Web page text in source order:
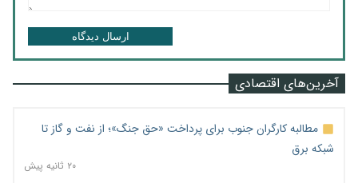
ارسال دیدگاه
آخرین‌های اقتصادی
مطالبه کارگران جنوب برای پرداخت «حق جنگ»؛ از نفت و گاز تا
شبکه برق
۲۰ ثانیه پیش